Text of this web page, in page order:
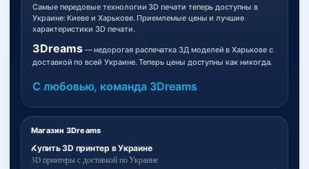
Магазин 3Dreams
Купить 3D принтер в Украине
3D принтеры с доставкой по Украине
Самые передовые технологии 3D печати теперь доступны в
Украине: Киеве и Харькове. Приемлемые цены и лучшие
характеристики 3D печати.
3Dreams— недорогая распечатка 3Д моделей в Харькове с
доставкой по всей Украине. Теперь цены доступны как никогда.
С любовью, команда 3Dreams